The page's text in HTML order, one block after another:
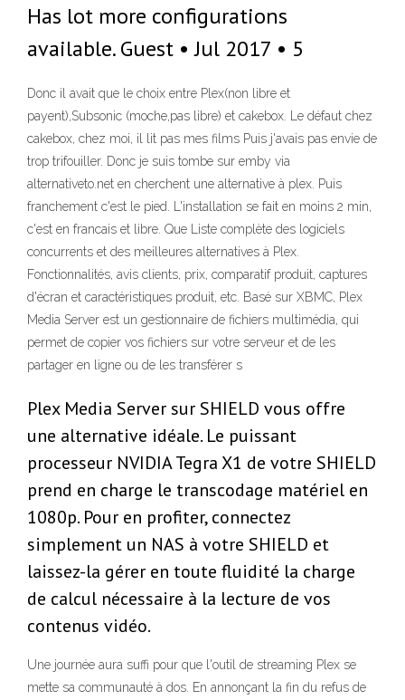
Has lot more configurations
available. Guest • Jul 2017 • 5
Donc il avait que le choix entre Plex(non libre et
payent),Subsonic (moche,pas libre) et cakebox. Le défaut chez
cakebox, chez moi, il lit pas mes films Puis j'avais pas envie de
trop trifouiller. Donc je suis tombe sur emby via
alternativeto.net en cherchent une alternative à plex. Puis
franchement c'est le pied. L'installation se fait en moins 2 min,
c'est en francais et libre. Que Liste complète des logiciels
concurrents et des meilleures alternatives à Plex.
Fonctionnalités, avis clients, prix, comparatif produit, captures
d'écran et caractéristiques produit, etc. Basé sur XBMC, Plex
Media Server est un gestionnaire de fichiers multimédia, qui
permet de copier vos fichiers sur votre serveur et de les
partager en ligne ou de les transférer s
Plex Media Server sur SHIELD vous offre
une alternative idéale. Le puissant
processeur NVIDIA Tegra X1 de votre SHIELD
prend en charge le transcodage matériel en
1080p. Pour en profiter, connectez
simplement un NAS à votre SHIELD et
laissez-la gérer en toute fluidité la charge
de calcul nécessaire à la lecture de vos
contenus vidéo.
Une journée aura suffi pour que l'outil de streaming Plex se
mette sa communauté à dos. En annonçant la fin du refus de